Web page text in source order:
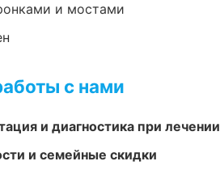
и мостами
с нами
и диагностика при лечении
и семейные скидки